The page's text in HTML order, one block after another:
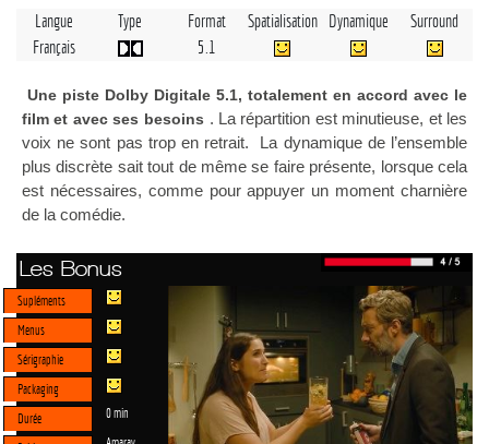
Langue Type Format Spatialisation Dynamique
Surround
Français
5.1
Une piste Dolby Digitale 5.1, totalement en accord avec le
film et avec ses besoins . La répartition est minutieuse, et les
voix ne sont pas trop en retrait. La dynamique de l’ensemble
plus discrète sait tout de même se faire présente, lorsque cela
est nécessaires, comme pour appuyer un moment charnière
de la comédie.
Les Bonus
Supléments
Menus
Sérigraphie
Packaging
Durée
0 min